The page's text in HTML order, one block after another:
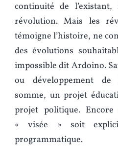
continuité de
révolution. Mais les
témoigne l’histoire, ne
des évolutions
impossible dit Ardoino.
ou développement de
somme, un projet
projet politique.
« visée » soit
programmatique.